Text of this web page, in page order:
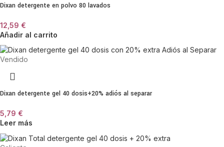
Dixan detergente en polvo 80 lavados
12,59 €
Añadir al carrito
Vendido
Dixan detergente gel 40 dosis+20% adiós al separar
5,79 €
Leer más